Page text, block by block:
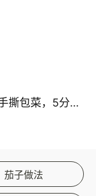
❗拿肉都不换的手撕包菜，5分钟快手家常菜🔥
茄子做法